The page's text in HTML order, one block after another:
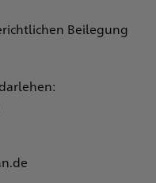
Beilegung